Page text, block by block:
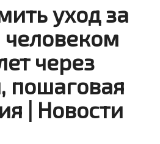
уход за
через
пошаговая
| Новости